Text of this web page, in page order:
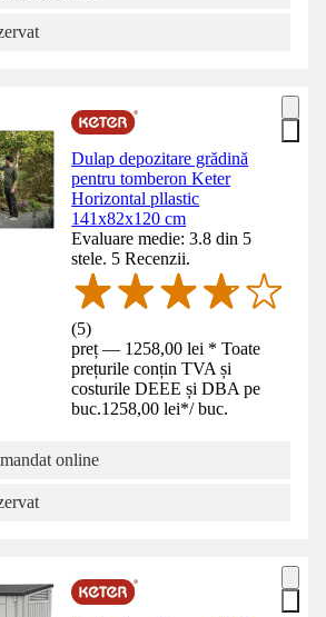
Dulap depozitare grădină
pentru tomberon Keter
Horizontal pllastic
141x82x120 cm
Evaluare medie: 3.8 din 5
stele. 5 Recenzii.
(5)
preț — 1258,00 lei * Toate
prețurile conțin TVA și
costurile DEEE și DBA pe
buc.1258,00 lei*/ buc.
online